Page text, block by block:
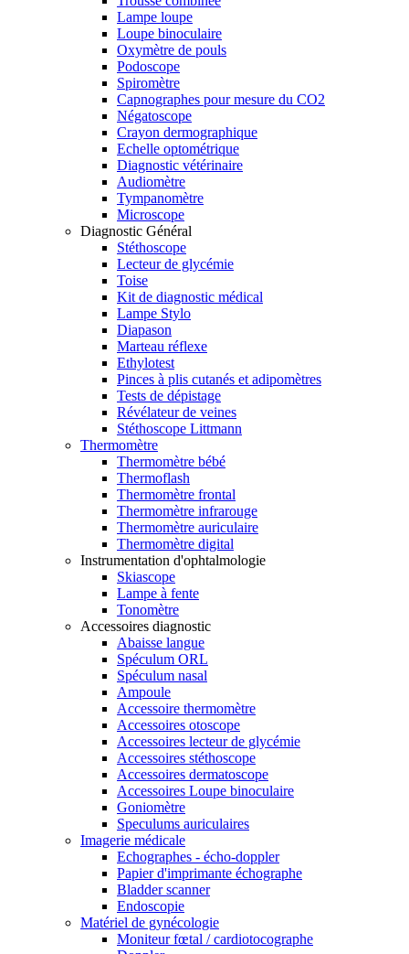
Lampe loupe
Loupe binoculaire
Oxymètre de pouls
Podoscope
Spiromètre
Capnographes pour mesure du CO2
Négatoscope
Crayon dermographique
Echelle optométrique
Diagnostic vétérinaire
Audiomètre
Tympanomètre
Microscope
Diagnostic Général
Stéthoscope
Lecteur de glycémie
Toise
Kit de diagnostic médical
Lampe Stylo
Diapason
Marteau réflexe
Ethylotest
Pinces à plis cutanés et adipomètres
Tests de dépistage
Révélateur de veines
Stéthoscope Littmann
Thermomètre
Thermomètre bébé
Thermoflash
Thermomètre frontal
Thermomètre infrarouge
Thermomètre auriculaire
Thermomètre digital
Instrumentation d'ophtalmologie
Skiascope
Lampe à fente
Tonomètre
Accessoires diagnostic
Abaisse langue
Spéculum ORL
Spéculum nasal
Ampoule
Accessoire thermomètre
Accessoires otoscope
Accessoires lecteur de glycémie
Accessoires stéthoscope
Accessoires dermatoscope
Accessoires Loupe binoculaire
Goniomètre
Speculums auriculaires
Imagerie médicale
Echographes - écho-doppler
Papier d'imprimante échographe
Bladder scanner
Endoscopie
Matériel de gynécologie
Moniteur fœtal / cardiotocographe